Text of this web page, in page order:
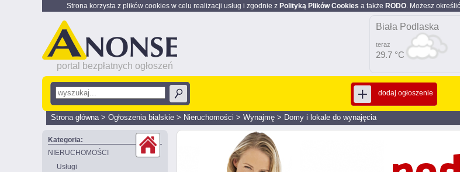
Strona korzysta z plików cookies w celu realizacji usług i zgodnie z Polityką Plików Cookies a także RODO. Możesz
portal bezpłatnych ogłoszeń
Biała Podlaska
teraz
29.7 °C
dodaj ogłoszenie
Strona główna> Ogłoszenia bialskie > Nieruchomości > Wynajmę > Domy i lokale do wynajęcia
Kategoria:
NIERUCHOMOŚCI
Usługi